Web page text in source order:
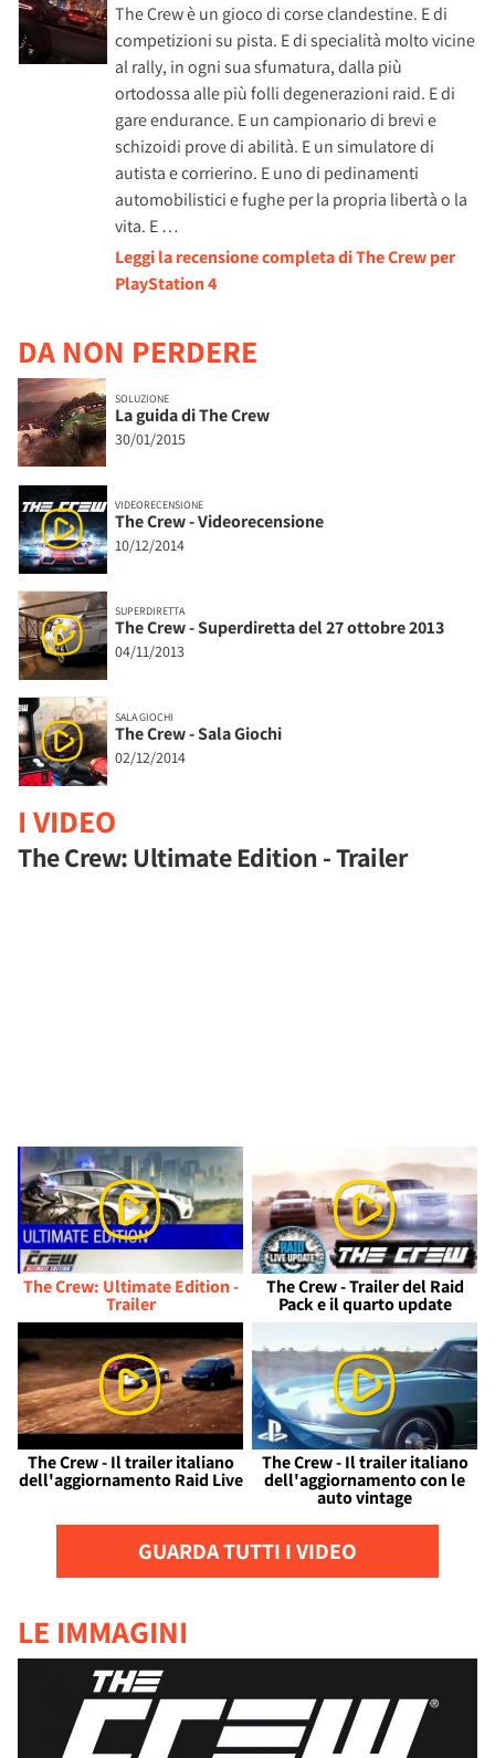
The Crew è un gioco di corse clandestine. E di
competizioni su pista. E di specialità molto vicine
al rally, in ogni sua sfumatura, dalla più
ortodossa alle più folli degenerazioni raid. E di
gare endurance. E un campionario di brevi e
schizoidi prove di abilità. E un simulatore di
autista e corrierino. E uno di pedinamenti
automobilistici e fughe per la propria libertà o la
vita. E …
Leggi la recensione completa di The Crew per
PlayStation 4
DA NON PERDERE
SOLUZIONE
La guida di The Crew
30/01/2015
VIDEORECENSIONE
The Crew - Videorecensione
10/12/2014
SUPERDIRETTA
The Crew - Superdiretta del 27 ottobre 2013
04/11/2013
SALA GIOCHI
The Crew - Sala Giochi
02/12/2014
I VIDEO
The Crew: Ultimate Edition - Trailer
The Crew: Ultimate Edition -
Trailer
The Crew - Trailer del Raid
Pack e il quarto update
The Crew - Il trailer italiano
dell'aggiornamento Raid Live
The Crew - Il trailer italiano
dell'aggiornamento con le
auto vintage
GUARDA TUTTI I VIDEO
LE IMMAGINI